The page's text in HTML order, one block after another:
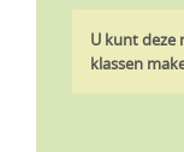
U kunt deze
klassen